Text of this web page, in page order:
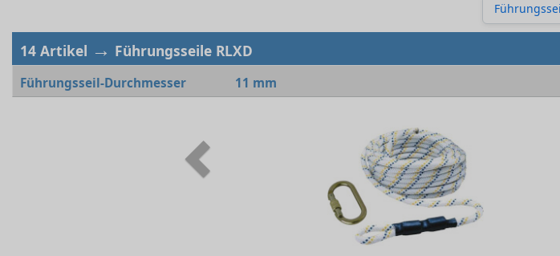
14 Artikel → Führungsseile RLXD
Führungsseil-Durchmesser 11 mm